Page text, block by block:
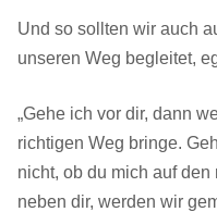
Und so sollten wir auch
unseren Weg begleitet,
„Gehe ich vor dir, dann
richtigen Weg bringe.
nicht, ob du mich auf
neben dir, werden wir